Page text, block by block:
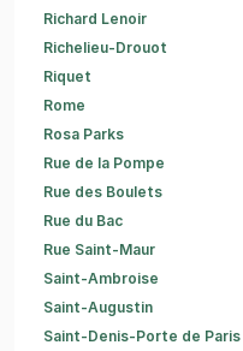
Richard Lenoir
Richelieu-Drouot
Riquet
Rome
Rosa Parks
Rue de la Pompe
Rue des Boulets
Rue du Bac
Rue Saint-Maur
Saint-Ambroise
Saint-Augustin
Saint-Denis-Porte de Paris